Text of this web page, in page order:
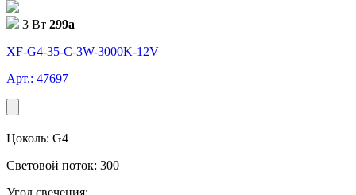
3 Вт 299a
XF-G4-35-C-3W-3000K-12V
Арт.: 47697
Цоколь: G4
Световой поток: 300
Угол свечения: